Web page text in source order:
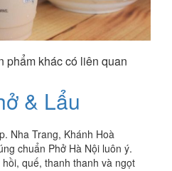
phẩm khác có liên quan
& Lẩu
Nha Trang, Khánh Hoà
chuẩn Phở Hà Nội luôn ý.
quế, thanh thanh và ngọt